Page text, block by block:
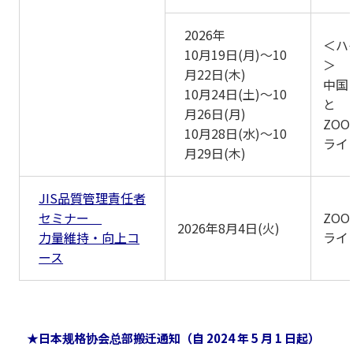
2026年
10月19日(月)～10
月22日(木)
10月24日(土)～10
月26日(月)
10月28日(水)～10
月29日(木)
＜
＞
中国
と
ライ
JIS品質管理責任者
セミナー
力量維持・向上コ
ース
2026年8月4日(火)
ライ
★日本规格协会总部搬迁通知（自 2024 年 5 月 1 日起）